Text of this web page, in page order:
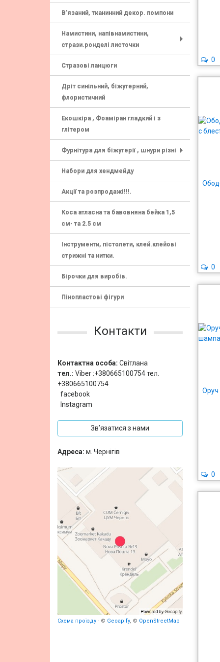
В'язаний, тканинний декор. помпони
Намистини, напівнамистини,
стрази.ронделі листочки
Стразові ланцюги
Дріт синільний, біжутерний,
флористичний
Екошкіра , Фоаміран гладкий і з
глітером
Фурнітура для біжутерії , шнури різні
Набори для хендмейду
Акції та розпродажі!!!.
Коса атласна та бавовняна бейка 1,5
см- та 2.5 см
Інструменти, пістолети, клей.клейові
стрижні та нитки.
Бірочки для виробів.
Пінопластові фігури
Контакти
Контактна особа: Світлана
тел.: Viber :+380665100754 тел.
+380665100754
facebook
Instagram
Зв’язатися з нами
Адреса: м. Чернігів
Схема проїзду · © Geoapify, © OpenStreetMap
0
0
Оруч
0